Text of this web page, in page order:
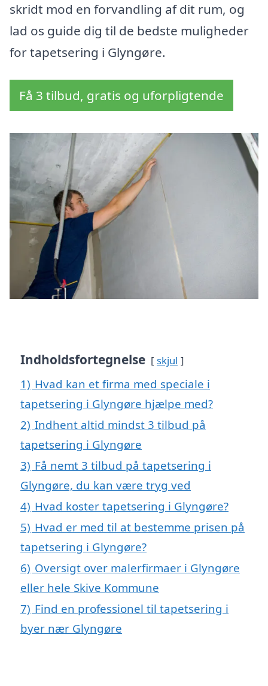
skridt mod en forvandling af dit rum, og
lad os guide dig til de bedste muligheder
for tapetsering i Glyngøre.
Få 3 tilbud, gratis og uforpligtende
Indholdsfortegnelse skjul
1) Hvad kan et firma med speciale i
tapetsering i Glyngøre hjælpe med?
2) Indhent altid mindst 3 tilbud på
tapetsering i Glyngøre
3) Få nemt 3 tilbud på tapetsering i
Glyngøre, du kan være tryg ved
4) Hvad koster tapetsering i Glyngøre?
5) Hvad er med til at bestemme prisen på
tapetsering i Glyngøre?
6) Oversigt over malerfirmaer i Glyngøre
eller hele Skive Kommune
7) Find en professionel til tapetsering i
byer nær Glyngøre